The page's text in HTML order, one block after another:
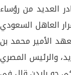
العديد من رؤساء
العاهل السعودي
الأمير محمد بن
والرئيس المصري